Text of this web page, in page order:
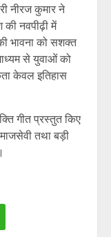
नीरज कुमार ने
की नवपीढ़ी में
भावना को सशक्त
से युवाओं को
केवल इतिहास
गीत प्रस्तुत किए
तथा बड़ी